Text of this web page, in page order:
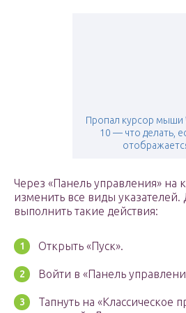
Пропал курсор мыши
10 — что делать,
Через «Панель управления» на
изменить все виды указателей.
выполнить такие действия:
Открыть «Пуск».
Войти в «Панель
Тапнуть на «Классическое